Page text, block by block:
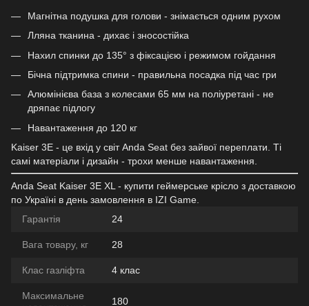
Магнітна подушка для голови - знімається одним рухом
Лляна тканина - дихає і зносостійка
Нахил спинки до 135° з фіксацією і режимом гойдання
Бічна підтримка спини - правильна посадка під час гри
Алюмінієва база з колесами 65 мм на поліуретані - не
дряпає підлогу
Навантаження до 120 кг
Kaiser 3E - це вхід у світ Anda Seat без зайвої переплати. Ті
самі матеріали і дизайн - трохи менше навантаження.
Anda Seat Kaiser 3E XL - купити геймерське крісло з доставкою
по Україні в день замовлення в IZI Game.
Гарантія
24
Вага товару, кг 28
Клас газліфта 4 клас
Максимальне
180